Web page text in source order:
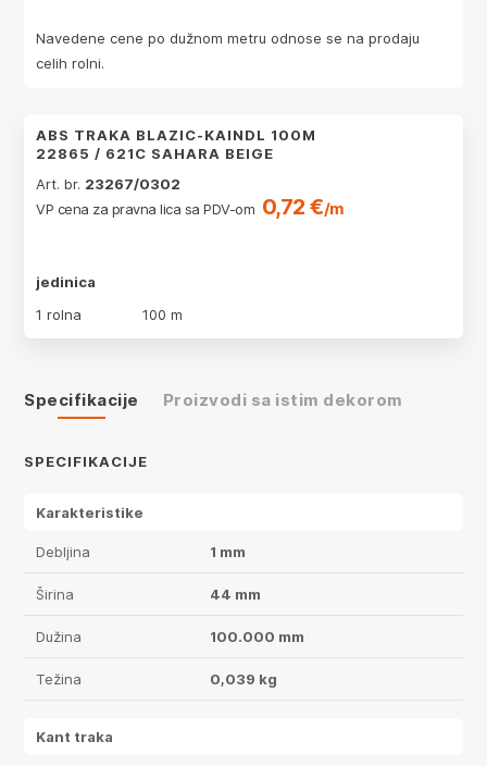
Navedene cene po dužnom metru odnose se na prodaju
celih rolni.
ABS TRAKA BLAZIC-KAINDL 100M
22865 / 621C SAHARA BEIGE
Art. br. 23267/0302
VP cena za pravna lica sa PDV-om 0,72 €/m
jedinica
1 rolna
100 m
Specifikacije Proizvodi sa istim dekorom
SPECIFIKACIJE
Karakteristike
Debljina 1 mm
Širina 44 mm
Dužina 100.000 mm
Težina 0,039 kg
Kant traka